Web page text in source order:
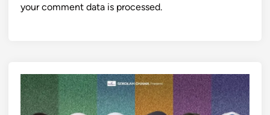
your comment data is processed.